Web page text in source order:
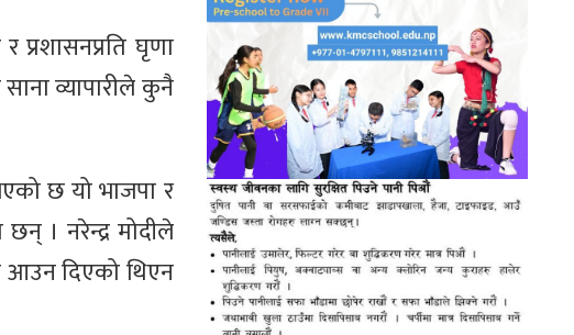
प्रशासनप्रति घृणा
व्यापारीले कुनै
छ यो भाजपा र
। नरेन्द्र मोदीले
आउन दिएको थिएन